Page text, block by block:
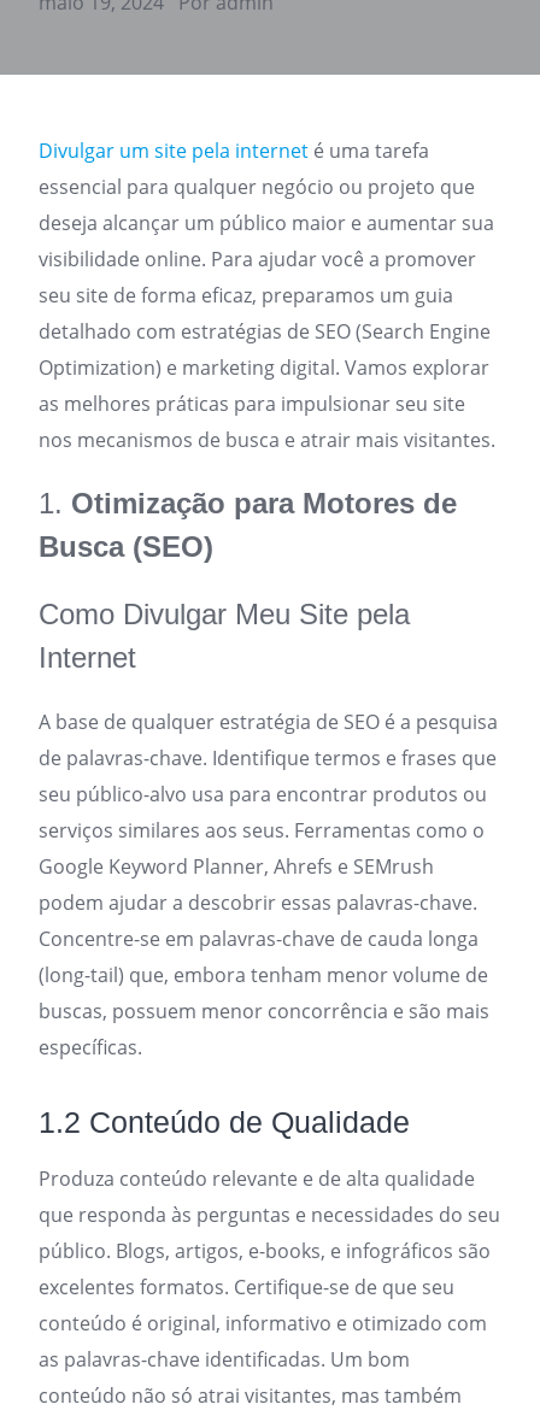
Divulgar um site pela internet é uma tarefa
essencial para qualquer negócio ou projeto que
deseja alcançar um público maior e aumentar sua
visibilidade online. Para ajudar você a promover
seu site de forma eficaz, preparamos um guia
detalhado com estratégias de SEO (Search Engine
Optimization) e marketing digital. Vamos explorar
as melhores práticas para impulsionar seu site
nos mecanismos de busca e atrair mais visitantes.
1. Otimização para Motores de
Busca (SEO)
Como Divulgar Meu Site pela
Internet
A base de qualquer estratégia de SEO é a pesquisa
de palavras-chave. Identifique termos e frases que
seu público-alvo usa para encontrar produtos ou
serviços similares aos seus. Ferramentas como o
Google Keyword Planner, Ahrefs e SEMrush
podem ajudar a descobrir essas palavras-chave.
Concentre-se em palavras-chave de cauda longa
(long-tail) que, embora tenham menor volume de
buscas, possuem menor concorrência e são mais
específicas.
1.2 Conteúdo de Qualidade
Produza conteúdo relevante e de alta qualidade
que responda às perguntas e necessidades do seu
público. Blogs, artigos, e-books, e infográficos são
excelentes formatos. Certifique-se de que seu
conteúdo é original, informativo e otimizado com
as palavras-chave identificadas. Um bom
conteúdo não só atrai visitantes, mas também